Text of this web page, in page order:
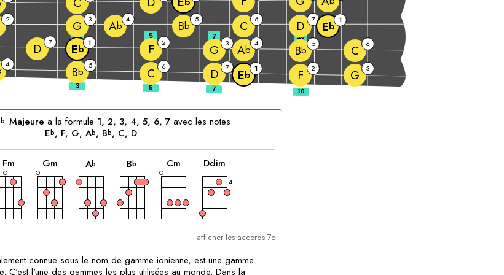
4
Bb 5 C 6 D 7
Eb 1 F 2 G 3
D 7 Eb 1 F 2 G 3 Ab 4 Bb 5 C 6
2 G 3 Ab 4 Bb 5 C 6 D 7 Eb 1
3 5 7 10
b Majeure a la formule 1, 2, 3, 4, 5, 6, 7avec les notes
Eb, F, G, Ab, Bb, C, D
Fm
accord
Gm
accord
Ab
accord
Bb
accord
Cm
accord
Ddim
accord
4
afficher les accords 7e
connue sous le nom de gamme ionienne, est une gamme
C'est l'une des gammes les plus utilisées au monde. Dans la